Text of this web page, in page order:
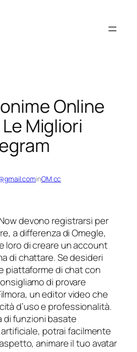
Online
Migliori
inOM cc
devono registrarsi per
a differenza di Omegle,
loro di creare un account
di chattare. Se desideri
piattaforme di chat con
di provare
un editor video che
d’uso e professionalità.
di funzioni basate
potrai facilmente
animare il tuo avatar